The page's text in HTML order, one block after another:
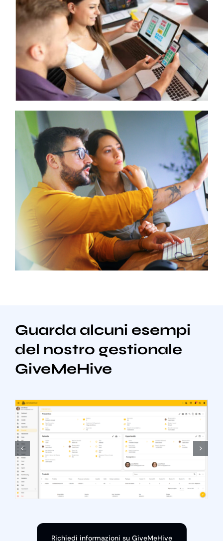
Guarda alcuni esempi
del nostro gestionale
GiveMeHive
Richiedi informazioni su GiveMeHive